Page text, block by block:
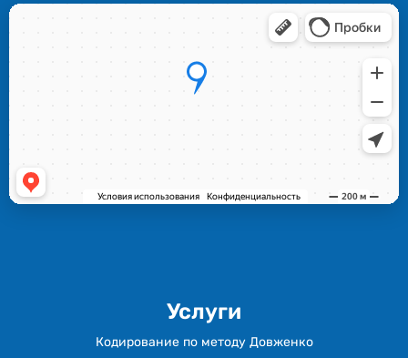
Услуги
Кодирование по методу Довженко